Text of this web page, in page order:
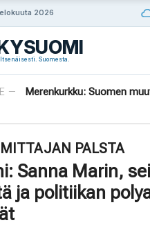
2026
Suomesta.
—
Puola ja Yhdysvallat
—
Norjalainen viikinkihauta
—
Merenkurkku: Suomen
Tanska puuttuu
Norjalainen viikinkihauta
PALSTA
Sanna Marin,
ja politiikan